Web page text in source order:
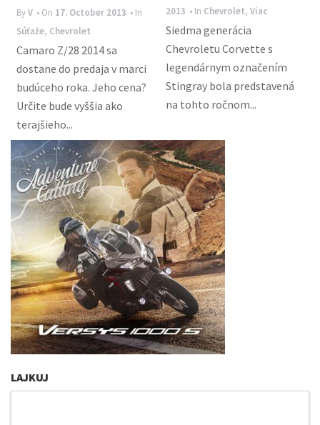
ByV • On 17. October 2013 • In
Súťaže, Chevrolet
Camaro Z/28 2014 sa
dostane do predaja v marci
budúceho roka. Jeho cena?
Určite bude vyššia ako
terajšieho...
2013 • In Chevrolet,Viac
Siedma generácia
Chevroletu Corvette s
legendárnym označením
Stingray bola predstavená
na tohto ročnom...
LAJKUJ